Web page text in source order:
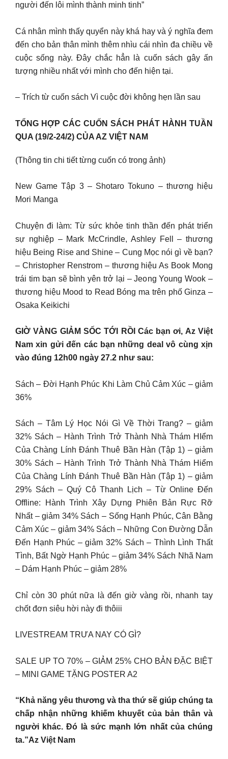
người đến lôi mình thành minh tinh”
Cá nhân mình thấy quyển này khá hay và ý nghĩa đem
đến cho bản thân mình thêm nhìu cái nhìn đa chiều về
cuộc sống này. Đây chắc hẳn là cuốn sách gây ấn
tượng nhiều nhất với mình cho đến hiện tại.
– Trích từ cuốn sách Vì cuộc đời không hẹn lần sau
TỔNG HỢP CÁC CUỐN SÁCH PHÁT HÀNH TUẦN
QUA (19/2-24/2) CỦA AZ VIỆT NAM
(Thông tin chi tiết từng cuốn có trong ảnh)
New Game Tập 3 – Shotaro Tokuno – thương hiệu
Mori Manga
Chuyện đi làm: Từ sức khỏe tinh thần đến phát triển
sự nghiệp – Mark McCrindle, Ashley Fell – thương
hiệu Being Rise and Shine – Cung Mọc nói gì về bạn?
– Christopher Renstrom – thương hiệu As Book Mong
trái tim bạn sẽ bình yên trở lại – Jeong Young Wook –
thương hiệu Mood to Read Bóng ma trên phố Ginza –
Osaka Keikichi
GIỜ VÀNG GIẢM SỐC TỚI RỒI Các bạn ơi, Az Việt
Nam xin gửi đến các bạn những deal vô cùng xịn
vào đúng 12h00 ngày 27.2 như sau:
︎Sách – Đời Hạnh Phúc Khi Làm Chủ Cảm Xúc – giảm
36%
︎Sách – Tâm Lý Học Nói Gì Về Thời Trang? – giảm
32% ︎Sách – Hành Trình Trở Thành Nhà Thám HIểm
Của Chàng Lính Đánh Thuê Bần Hàn (Tập 1) – giảm
30% ︎Sách – Hành Trình Trở Thành Nhà Thám Hiểm
Của Chàng Lính Đánh Thuê Bần Hàn (Tập 1) – giảm
29% ︎Sách – Quý Cô Thanh Lịch – Từ Online Đến
Offline: Hành Trình Xây Dựng Phiên Bản Rực Rỡ
Nhất – giảm 34% ︎Sách – Sống Hạnh Phúc, Cân Bằng
Cảm Xúc – giảm 34% ︎Sách – Những Con Đường Dẫn
Đến Hạnh Phúc – giảm 32% ︎Sách – Thình Lình Thất
Tình, Bất Ngờ Hạnh Phúc – giảm 34% ︎Sách Nhã Nam
– Dám Hạnh Phúc – giảm 28%
Chỉ còn 30 phút nữa là đến giờ vàng rồi, nhanh tay
chốt đơn siêu hời này đi thôiii
LIVESTREAM TRƯA NAY CÓ GÌ?
SALE UP TO 70% – GIẢM 25% CHO BẢN ĐẶC BIỆT
– MINI GAME TẶNG POSTER A2
“Khả năng yêu thương và tha thứ sẽ giúp chúng ta
chấp nhận những khiếm khuyết của bản thân và
người khác. Đó là sức mạnh lớn nhất của chúng
ta.”Az Việt Nam